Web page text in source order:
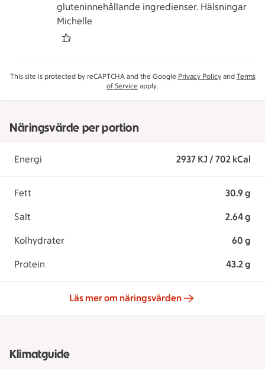
gluteninnehållande ingredienser. Hälsningar
Michelle
This site is protected by reCAPTCHA and the Google Privacy Policyand Terms
of Service apply.
Näringsvärde per portion
Energi 2937 KJ / 702 kCal
Fett 30.9 g
Salt 2.64 g
Kolhydrater 60 g
Protein 43.2 g
Läs mer om näringsvärden
Klimatguide